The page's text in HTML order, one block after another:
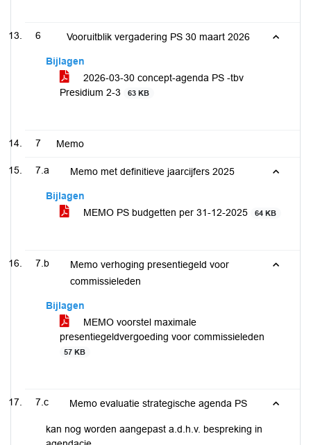
6 Vooruitblik vergadering PS 30 maart 2026
Bijlagen
2026-03-30 concept-agenda PS -tbv
Presidium 2-3
63 KB
7 Memo
7.a Memo met definitieve jaarcijfers 2025
Bijlagen
MEMO PS budgetten per 31-12-2025
64 KB
7.b
Memo verhoging presentiegeld voor
commissieleden
Bijlagen
MEMO voorstel maximale
presentiegeldvergoeding voor commissieleden
57 KB
7.c Memo evaluatie strategische agenda PS
kan nog worden aangepast a.d.h.v. bespreking in